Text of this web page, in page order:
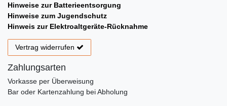
Hinweise zur Batterieentsorgung
Hinweise zum Jugendschutz
Hinweis zur Elektroaltgeräte-Rücknahme
Vertrag widerrufen
Zahlungsarten
Vorkasse per Überweisung
Bar oder Kartenzahlung bei Abholung